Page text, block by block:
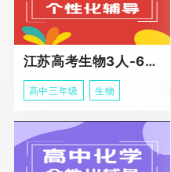
江苏高考生物3人-6人小班助力课程
高中三年级 生物